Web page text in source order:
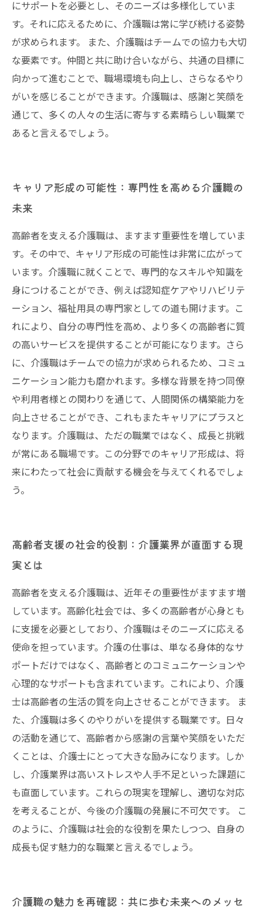
にサポートを必要とし、そのニーズは多様化していま
す。それに応えるために、介護職は常に学び続ける姿勢
が求められます。 また、介護職はチームでの協力も大切
な要素です。仲間と共に助け合いながら、共通の目標に
向かって進むことで、職場環境も向上し、さらなるやり
がいを感じることができます。介護職は、感謝と笑顔を
通じて、多くの人々の生活に寄与する素晴らしい職業で
あると言えるでしょう。
キャリア形成の可能性：専門性を高める介護職の
未来
高齢者を支える介護職は、ますます重要性を増していま
す。その中で、キャリア形成の可能性は非常に広がって
います。介護職に就くことで、専門的なスキルや知識を
身につけることができ、例えば認知症ケアやリハビリテ
ーション、福祉用具の専門家としての道も開けます。こ
れにより、自分の専門性を高め、より多くの高齢者に質
の高いサービスを提供することが可能になります。さら
に、介護職はチームでの協力が求められるため、コミュ
ニケーション能力も磨かれます。多様な背景を持つ同僚
や利用者様との関わりを通じて、人間関係の構築能力を
向上させることができ、これもまたキャリアにプラスと
なります。介護職は、ただの職業ではなく、成長と挑戦
が常にある職場です。この分野でのキャリア形成は、将
来にわたって社会に貢献する機会を与えてくれるでしょ
う。
高齢者支援の社会的役割：介護業界が直面する現
実とは
高齢者を支える介護職は、近年その重要性がますます増
しています。高齢化社会では、多くの高齢者が心身とも
に支援を必要としており、介護職はそのニーズに応える
使命を担っています。介護の仕事は、単なる身体的なサ
ポートだけではなく、高齢者とのコミュニケーションや
心理的なサポートも含まれています。これにより、介護
士は高齢者の生活の質を向上させることができます。 ま
た、介護職は多くのやりがいを提供する職業です。日々
の活動を通じて、高齢者から感謝の言葉や笑顔をいただ
くことは、介護士にとって大きな励みになります。しか
し、介護業界は高いストレスや人手不足といった課題に
も直面しています。これらの現実を理解し、適切な対応
を考えることが、今後の介護職の発展に不可欠です。 こ
のように、介護職は社会的な役割を果たしつつ、自身の
成長も促す魅力的な職業と言えるでしょう。
介護職の魅力を再確認：共に歩む未来へのメッセ